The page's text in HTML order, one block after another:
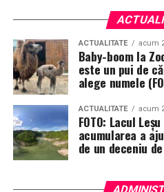
ACTUALITATE acum
Baby-boom la
este un pui de
alege numele
ACTUALITATE acum
FOTO: Lacul
acumularea a
de un deceniu